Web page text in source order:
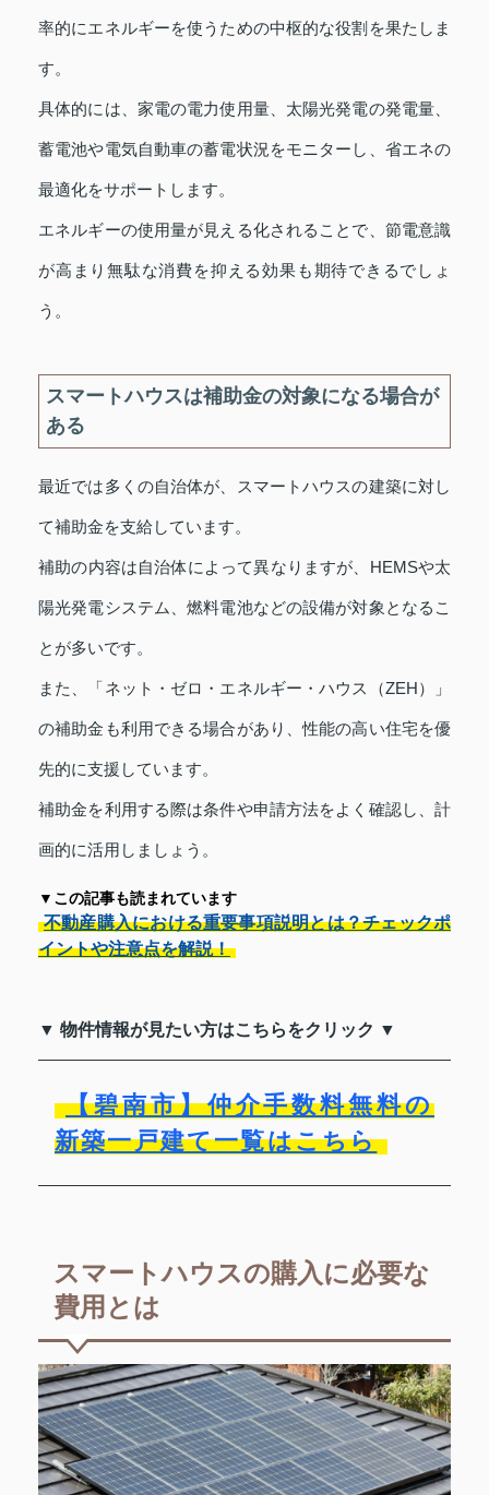
率的にエネルギーを使うための中枢的な役割を果たしま
す。
具体的には、家電の電力使用量、太陽光発電の発電量、
蓄電池や電気自動車の蓄電状況をモニターし、省エネの
最適化をサポートします。
エネルギーの使用量が見える化されることで、節電意識
が高まり無駄な消費を抑える効果も期待できるでしょ
う。
スマートハウスは補助金の対象になる場合が
ある
最近では多くの自治体が、スマートハウスの建築に対し
て補助金を支給しています。
補助の内容は自治体によって異なりますが、HEMSや太
陽光発電システム、燃料電池などの設備が対象となるこ
とが多いです。
また、「ネット・ゼロ・エネルギー・ハウス（ZEH）」
の補助金も利用できる場合があり、性能の高い住宅を優
先的に支援しています。
補助金を利用する際は条件や申請方法をよく確認し、計
画的に活用しましょう。
▼この記事も読まれています
不動産購入における重要事項説明とは？チェックポ
イントや注意点を解説！
▼ 物件情報が見たい方はこちらをクリック ▼
【碧南市】仲介手数料無料の
新築一戸建て一覧はこちら
スマートハウスの購入に必要な
費用とは